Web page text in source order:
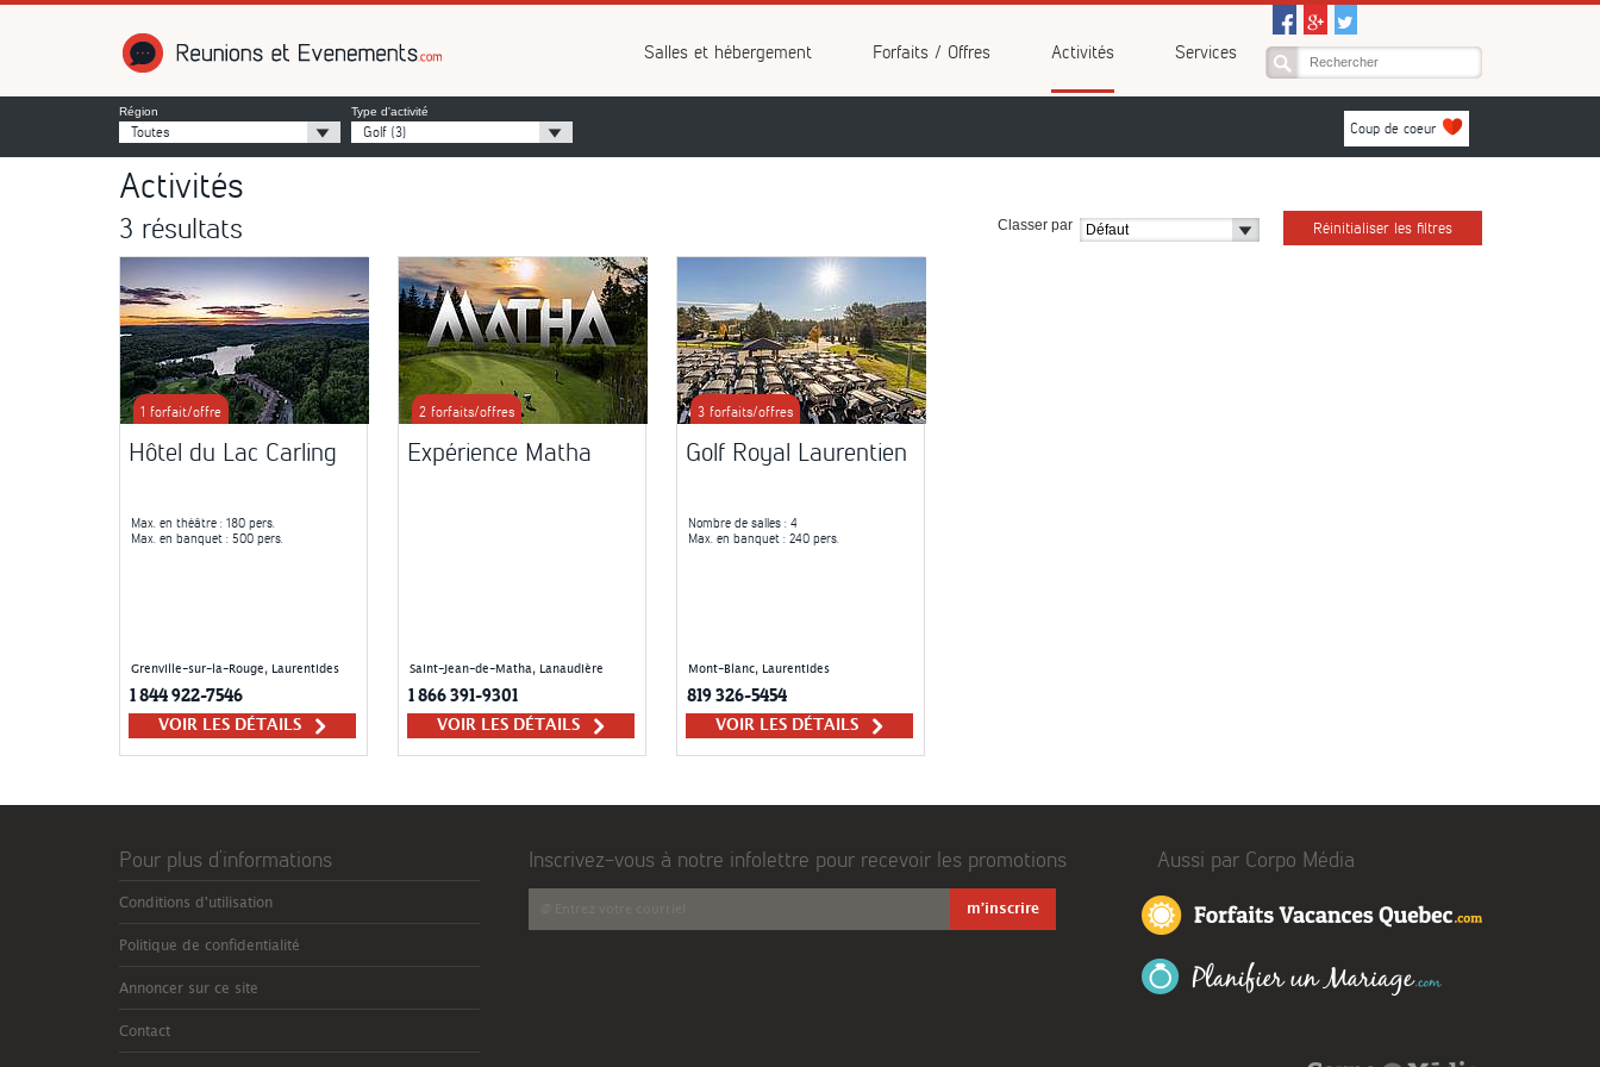
Salles et hébergement Forfaits / Offres Activités Services
Région
Toutes
Type d'activité
Golf (3) Coup de coeur
Activités
3 résultats Réinitialiser les filtres
Classer par
1 forfait/offre
Hôtel du Lac Carling
Max. en théâtre: 180 pers.
Max. en banquet: 500 pers.
Grenville-sur-la-Rouge, Laurentides
1 844 922-7546
VOIR LES DÉTAILS
2 forfaits/offres
Expérience Matha
Saint-Jean-de-Matha, Lanaudière
1 866 391-9301
VOIR LES DÉTAILS
3 forfaits/offres
Golf Royal Laurentien
Nombre de salles: 4
Max. en banquet: 240 pers.
Mont-Blanc, Laurentides
819 326-5454
VOIR LES DÉTAILS
Pour plus d’informations
Conditions d'utilisation
Politique de confidentialité
Annoncer sur ce site
Contact
Inscrivez-vous à notre infolettre pour recevoir les promotions Aussi par Corpo Média